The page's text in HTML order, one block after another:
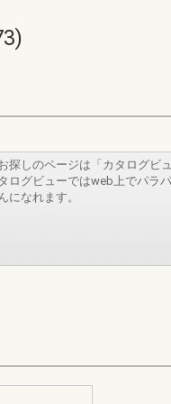
探しのページは「カタログビ
タログビューではweb上でパラ
になれます。